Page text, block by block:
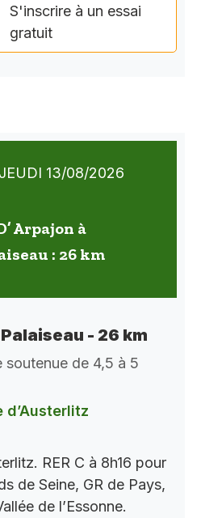
S'inscrire à un essai
gratuit
JEUDI 13/08/2026
Arpajon à
: 26 km
- 26 km
de 4,5 à 5
d’Austerlitz
RER C à 8h16 pour
de Seine, GR de Pays,
de l’Essonne.